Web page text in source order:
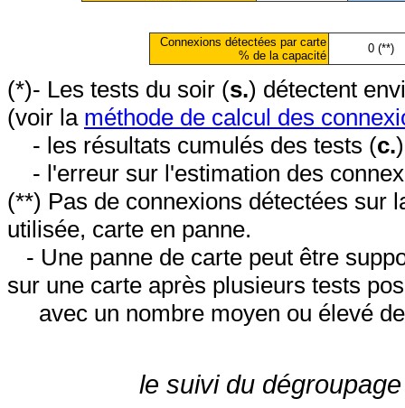
Connexions détectées par carte
% de la capacité
0 (**)
(*)- Les tests du soir (s.) détectent
(voir la méthode de calcul des
- les résultats cumulés des tests (c.
- l'erreur sur l'estimation des
(**) Pas de connexions détectées sur
utilisée, carte en panne.
- Une panne de carte peut être
sur une carte après plusieurs tests
avec un nombre moyen ou élevé
le suivi du